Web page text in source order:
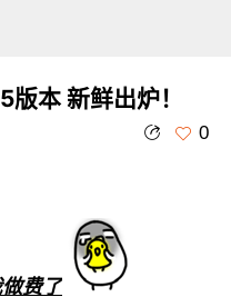
本 新鲜出炉！
0
费了